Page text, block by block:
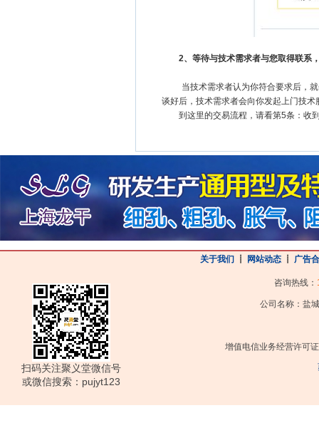
2、等待与技术需求者与您取得联系
当技术需求者认为你符合要求后，
谈好后，技术需求者会向你发起上门技
到这里的交易流程，请看第5条：收到
关于我们 ┋ 网站动态 ┋ 广告
扫码关注聚义堂微信号
或微信搜索：pujyt123
咨询热线：
公司名称：盐
增值电信业务经营许可